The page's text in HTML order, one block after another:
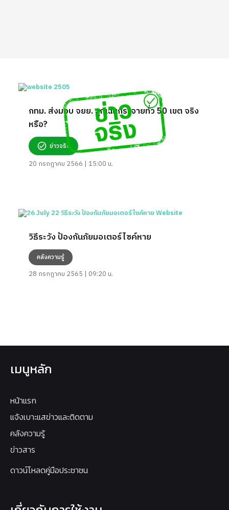
กทม. ส่งมอบ จยย. ฉุกเฉินกระจายทั่ว 50 เขต จริง
หรือ?
ข่าวจริง
20 กรกฎาคม 2566 | 15:00 น.
วิธีระวัง ป้องกันภัยมอเตอร์ไซค์หาย
คลังความรู้
28 กรกฎาคม 2565 | 09:20 น.
เมนูหลัก
หน้าแรก
แจ้งเบาะแสข่าวและติดตาม
คลังความรู้
ข่าวสาร
ดาวน์โหลดคู่มือประชาชน